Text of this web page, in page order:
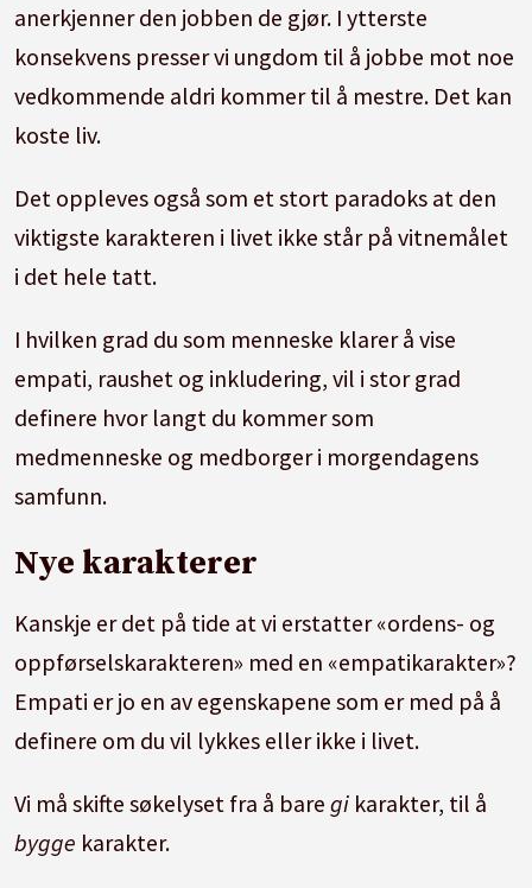
anerkjenner den jobben de gjør. I ytterste
konsekvens presser vi ungdom til å jobbe mot noe
vedkommende aldri kommer til å mestre. Det kan
koste liv.
Det oppleves også som et stort paradoks at den
viktigste karakteren i livet ikke står på vitnemålet
i det hele tatt.
I hvilken grad du som menneske klarer å vise
empati, raushet og inkludering, vil i stor grad
definere hvor langt du kommer som
medmenneske og medborger i morgendagens
samfunn.
Nye karakterer
Kanskje er det på tide at vi erstatter «ordens- og
oppførselskarakteren» med en «empatikarakter»?
Empati er jo en av egenskapene som er med på å
definere om du vil lykkes eller ikke i livet.
Vi må skifte søkelyset fra å baregi karakter, til å
bygge karakter.